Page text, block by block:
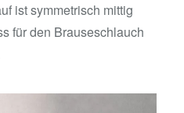
ist symmetrisch mittig
für den Brauseschlauch